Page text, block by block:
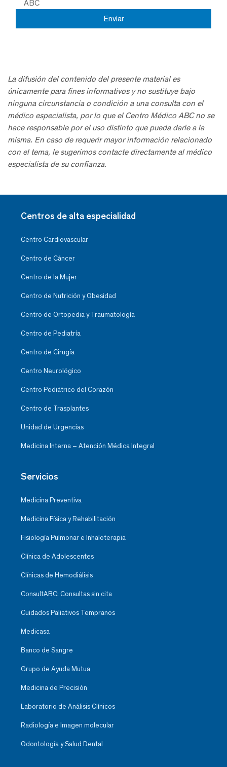
ABC
La difusión del contenido del presente material es
únicamente para fines informativos y no sustituye bajo
ninguna circunstancia o condición a una consulta con el
médico especialista, por lo que el Centro Médico ABC no se
hace responsable por el uso distinto que pueda darle a la
misma. En caso de requerir mayor información relacionado
con el tema, le sugerimos contacte directamente al médico
especialista de su confianza.
Centros de alta especialidad
Centro Cardiovascular
Centro de Cáncer
Centro de la Mujer
Centro de Nutrición y Obesidad
Centro de Ortopedia y Traumatología
Centro de Pediatría
Centro de Cirugía
Centro Neurológico
Centro Pediátrico del Corazón
Centro de Trasplantes
Unidad de Urgencias
Medicina Interna – Atención Médica Integral
Servicios
Medicina Preventiva
Medicina Física y Rehabilitación
Fisiología Pulmonar e Inhaloterapia
Clínica de Adolescentes
Clínicas de Hemodiálisis
ConsultABC: Consultas sin cita
Cuidados Paliativos Tempranos
Medicasa
Banco de Sangre
Grupo de Ayuda Mutua
Medicina de Precisión
Laboratorio de Análisis Clínicos
Radiología e Imagen molecular
Odontología y Salud Dental